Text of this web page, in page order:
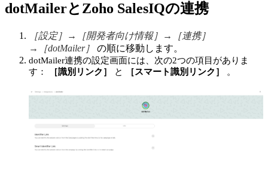
dotMailerとZoho SalesIQの連携
［設定］→［開発者向け情報］→［連携］
→［dotMailer］ の順に移動します。
dotMailer連携の設定画面には、次の2つの項目がありま
す：
［識別リンク］ と ［スマート識別リンク］ 。